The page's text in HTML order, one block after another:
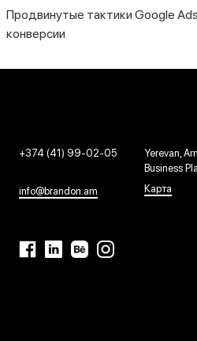
Продвинутые тактики Google
конверсии
+374 (41) 99-02-05
info@brandon.am
Yerevan,
Business
Карта